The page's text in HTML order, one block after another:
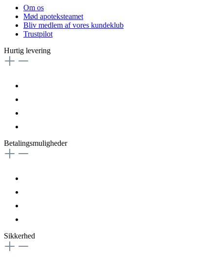
Om os
Mød apoteksteamet
Bliv medlem af vores kundeklub
Trustpilot
Hurtig levering
Betalingsmuligheder
Sikkerhed